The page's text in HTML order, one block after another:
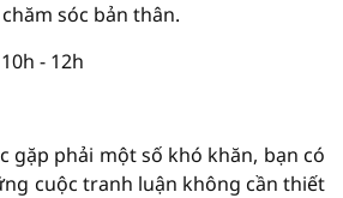
sóc bản thân.
- 12h
gặp phải một số khó khăn, bạn có
cuộc tranh luận không cần thiết